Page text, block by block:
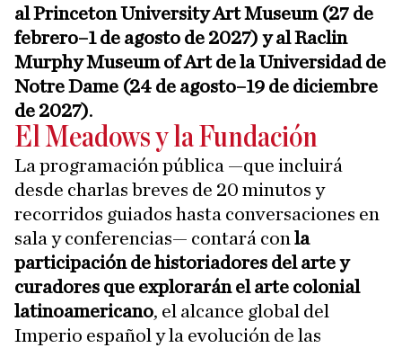
al Princeton University Art Museum (27 de
febrero–1 de agosto de 2027) y al Raclin
Murphy Museum of Art de la Universidad de
Notre Dame (24 de agosto–19 de diciembre
de 2027).
El Meadows y la Fundación
La programación pública —que incluirá
desde charlas breves de 20 minutos y
recorridos guiados hasta conversaciones en
sala y conferencias— contará con la
participación de historiadores del arte y
curadores que explorarán el arte colonial
latinoamericano, el alcance global del
Imperio español y la evolución de las